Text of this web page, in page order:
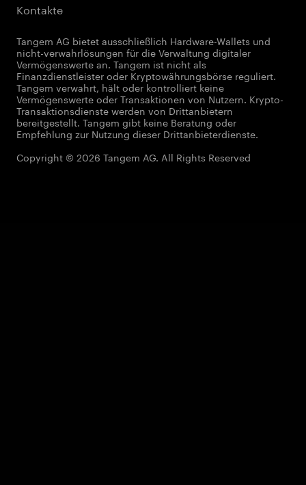
Kontakte
Tangem AG bietet ausschließlich Hardware-Wallets und
nicht-verwahrlösungen für die Verwaltung digitaler
Vermögenswerte an. Tangem ist nicht als
Finanzdienstleister oder Kryptowährungsbörse reguliert.
Tangem verwahrt, hält oder kontrolliert keine
Vermögenswerte oder Transaktionen von Nutzern. Krypto-
Transaktionsdienste werden von Drittanbietern
bereitgestellt. Tangem gibt keine Beratung oder
Empfehlung zur Nutzung dieser Drittanbieterdienste.